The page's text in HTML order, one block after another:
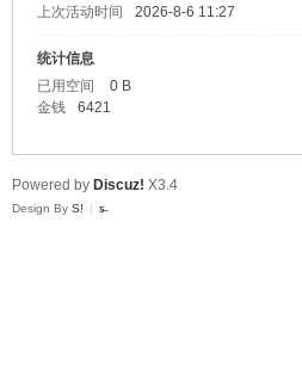
上次活动时间
2026-8-6 11:27
统计信息
已用空间
0 B
金钱
6421
Powered by Discuz! X3.4
Design By S! | ƽ̶